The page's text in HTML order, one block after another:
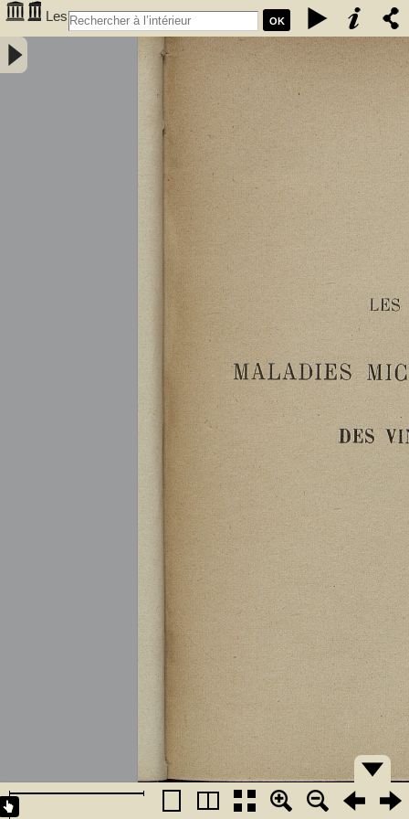
OK
Les
maladies microbiennes des vins : fermentation alcoolique, maladies
microbiennes, casse des vins, hygiène du vin, traitements des vins
malades / par A. Bouffard,... - Bouffard, A. (18XX-.... ; œnologue).